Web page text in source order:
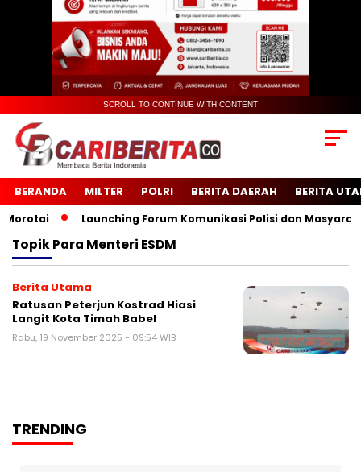
SCROLL TO CONTINUE WITH CONTENT
BERANDA MILTER POLRI BERITA DAERAH BERITA
Launching Forum Komunikasi Polisi dan Masyarakat
TopikPara Menteri ESDM
Berita Utama
Ratusan Peterjun Kostrad Hiasi
Langit Kota Timah Babel
Rabu, 19 November 2025 - 09:54 WIB
TRENDING